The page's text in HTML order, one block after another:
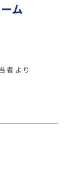
ム
者より